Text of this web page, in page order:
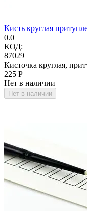
Кисть круглая
0.0
КОД:
87029
Кисточка круглая,
‍225‍ Р
Нет в наличии
Нет в наличии